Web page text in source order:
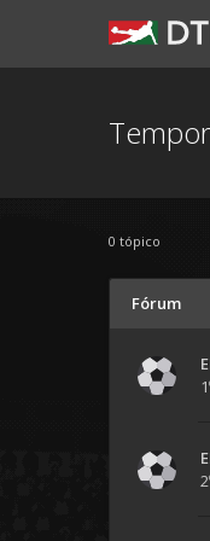
0 tópico
Fórum